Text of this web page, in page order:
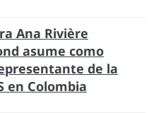
Ana Rivière
asume como
de la
en Colombia